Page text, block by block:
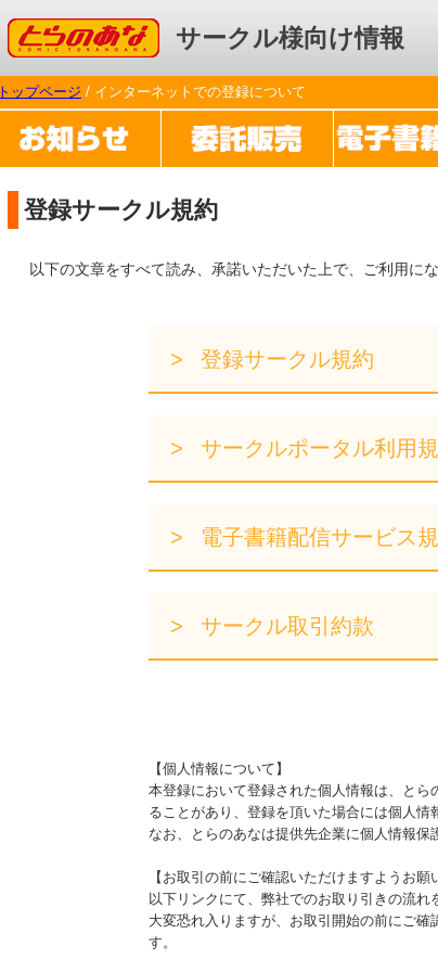
コミックとらのあな サークル様向け情報
トップページ / インターネットでの登録について
登録サークル規約
以下の文章をすべて読み、承諾いただいた上で、ご利用に
登録サークル規約
サークルポータル利用
電子書籍配信サービス
サークル取引約款
【個人情報について】
本登録において登録された個人情報は、と
ることがあり、登録を頂いた場合には個人情
なお、とらのあなは提供先企業に個人情報保
【お取引の前にご確認いただけますようお願
以下リンクにて、弊社でのお取り引きの流れ
大変恐れ入りますが、お取引開始の前にご確
す。